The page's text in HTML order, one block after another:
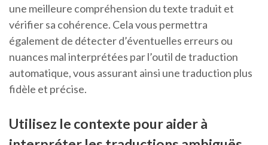
une meilleure compréhension du texte traduit et
vérifier sa cohérence. Cela vous permettra
également de détecter d’éventuelles erreurs ou
nuances mal interprétées par l’outil de traduction
automatique, vous assurant ainsi une traduction plus
fidèle et précise.
Utilisez le contexte pour aider à